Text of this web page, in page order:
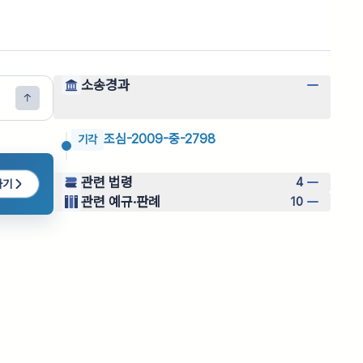
기
소송경과
기각 조심-2009-중-2798
관련 법령 4
관련 예규·판례 10